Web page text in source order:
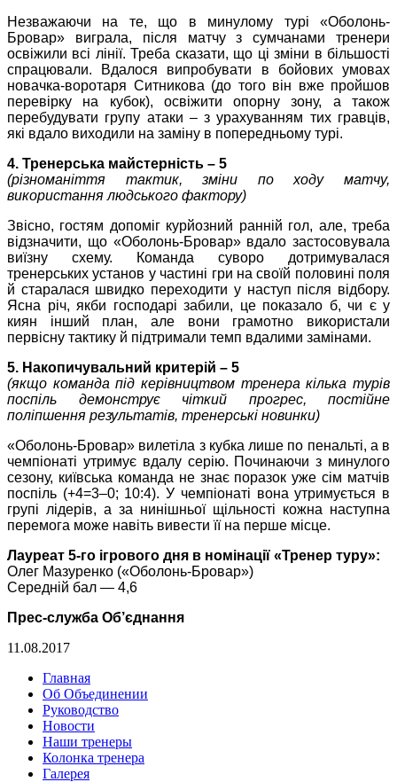
Незважаючи на те, що в минулому турі «Оболонь-
Бровар» виграла, після матчу з сумчанами тренери
освіжили всі лінії. Треба сказати, що ці зміни в більшості
спрацювали. Вдалося випробувати в бойових умовах
новачка-воротаря Ситникова (до того він вже пройшов
перевірку на кубок), освіжити опорну зону, а також
перебудувати групу атаки – з урахуванням тих гравців,
які вдало виходили на заміну в попередньому турі.
4. Тренерська майстерність – 5
(різноманіття тактик, зміни по ходу матчу,
використання людського фактору)
Звісно, гостям допоміг курйозний ранній гол, але, треба
відзначити, що «Оболонь-Бровар» вдало застосовувала
виїзну схему. Команда суворо дотримувалася
тренерських установ у частині гри на своїй половині поля
й старалася швидко переходити у наступ після відбору.
Ясна річ, якби господарі забили, це показало б, чи є у
киян інший план, але вони грамотно використали
первісну тактику й підтримали темп вдалими замінами.
5. Накопичувальний критерій – 5
(якщо команда під керівництвом тренера кілька турів
поспіль демонструє чіткий прогрес, постійне
поліпшення результатів, тренерські новинки)
«Оболонь-Бровар» вилетіла з кубка лише по пенальті, а в
чемпіонаті утримує вдалу серію. Починаючи з минулого
сезону, київська команда не знає поразок уже сім матчів
поспіль (+4=3–0; 10:4). У чемпіонаті вона утримується в
групі лідерів, а за нинішньої щільності кожна наступна
перемога може навіть вивести її на перше місце.
Лауреат 5-го ігрового дня в номінації «Тренер туру»:
Олег Мазуренко («Оболонь-Бровар»)
Середній бал — 4,6
Прес-служба Об’єднання
11.08.2017
Главная
Об Объединении
Руководство
Новости
Наши тренеры
Колонка тренера
Галерея